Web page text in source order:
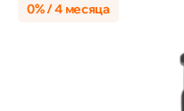
0% / 4 месяца